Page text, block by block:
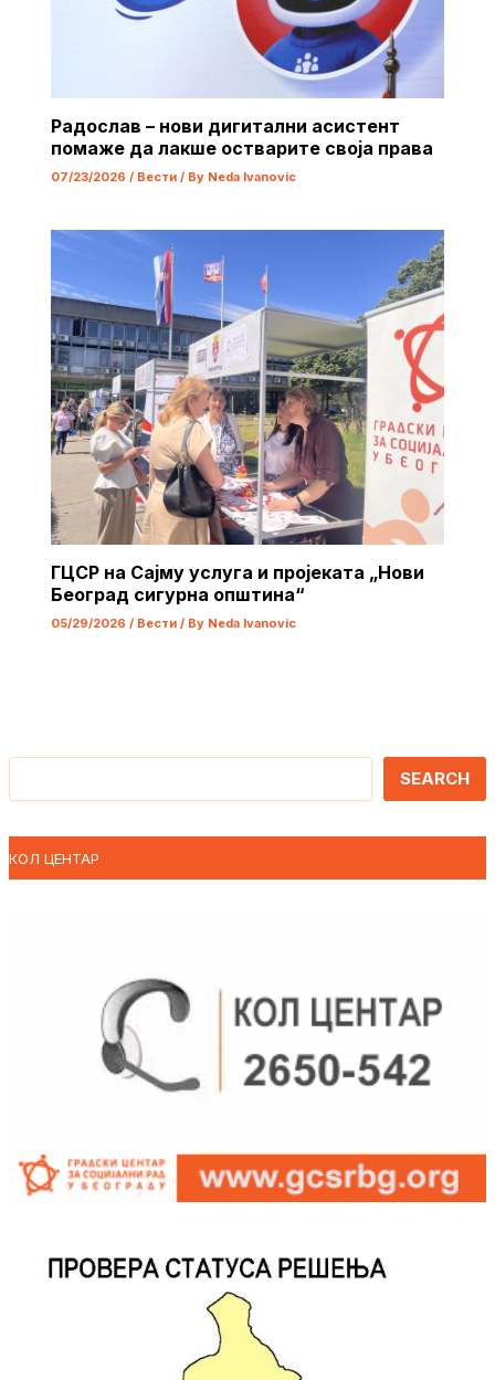
Радослав – нови дигитални асистент
помаже да лакше остварите своја права
07/23/2026 / Вести/ By Neda Ivanovic
ГЦСР на Сајму услуга и пројеката „Нови
Београд сигурна општина“
05/29/2026 / Вести/ By Neda Ivanovic
Претрага
SEARCH
КОЛ ЦЕНТАР